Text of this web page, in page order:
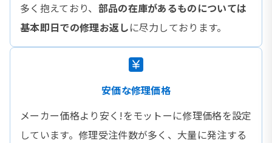
多く抱えており、 部品の在庫があるものについては
基本即日での修理お返しに尽力しております。
安価な修理価格
メーカー価格より安く!をモットーに修理価格を設定
しています。修理受注件数が多く、大量に発注する